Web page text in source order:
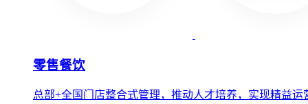
零售餐饮
总部+全国门店整合式管理，推动人才培养，实现精益运